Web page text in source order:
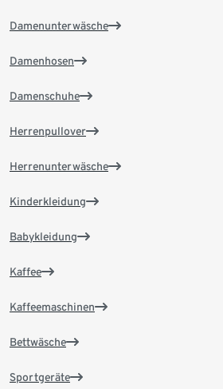
Damenunterwäsche
Damenhosen
Damenschuhe
Herrenpullover
Herrenunterwäsche
Kinderkleidung
Babykleidung
Kaffee
Kaffeemaschinen
Bettwäsche
Sportgeräte